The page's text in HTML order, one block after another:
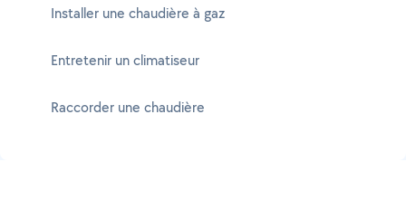
Installer une chaudière à gaz
Entretenir un climatiseur
Raccorder une chaudière